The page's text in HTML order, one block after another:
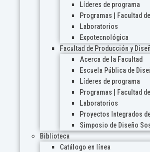
Líderes de programa
Programas | Facultad
Laboratorios
Expotecnológica
Facultad de Producción y
Acerca de la Facultad
Escuela Pública de
Líderes de programa
Programas | Facultad
Laboratorios
Proyectos Integrados
Simposio de Diseño
Biblioteca
Catálogo en línea